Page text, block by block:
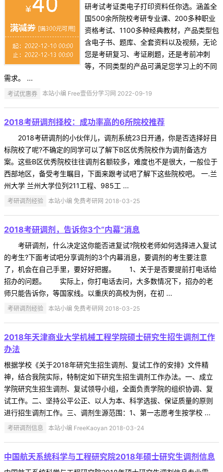
研考试考证类电子打印资料任你选。涵盖全
国500余所院校考研专业课、200多种职业
资格考试、1100多种经典教材，产品类型包
含电子书、题库、全套资料以及视频，无论
您是考研复习、考证刷题，还是考前冲刺
等，不同类型的产品可满足您学习上的不同
需求。 ...
考试优惠券 本站小编 Free壹佰分学习网 2022-09-19
2018考研调剂择校：成功率高的6所院校推荐
2018考研调剂的小伙伴儿，调剂系统23日开通，你是否选择好目
标院校了呢?不确定的同学可以了解下B区优秀院校作为调剂备选方
案。这些B区优秀院校往往调剂名额较多，难度也不是很大，一般位于
西部地区，备受考生瞩目，下面来跟考试吧了解下这些院校吧。 一.兰
州大学 兰州大学位列211工程、985工 ...
考研调剂经验 本站小编 免费考研网 2018-03-25
2018考研调剂，告诉你3个“内幕”消息
考研调剂，什么决定这你能否进复试?院校老师如何选择进入复试
的考生?下面考试吧分享调剂的3个内幕消息，要调剂的考生要注意
了，机会在自己手里，要好好把握。 1、关于是否要提前打电话给
招办的问题。 实际上，你打电话去问，大多数情况下，招办的老
师只能告诉你，等国家线。以重庆的高校为例，在初 ...
考研调剂经验 本站小编 免费考研网 2018-03-25
2018年天津商业大学机械工程学院硕士研究生招生调剂工作
办法
根据学校《关于2018年研究生招生调剂、复试工作的安排》文件精
神，结合我院实际，特制定如下研究生招生调剂工作办法。一、成立
学院研究生招生调剂、复试领导小组，全面负责学院的组织协调、复
试工作。二、坚持公平公正、以人为本、科学选拔、保证质量的原则
进行招生调剂工作。三、调剂生源范围：1、第一志愿考生按学校 ...
考研调剂信息 本站小编 FreeKaoyan 2018-03-24
中国航天系统科学与工程研究院2018年硕士研究生调剂信息